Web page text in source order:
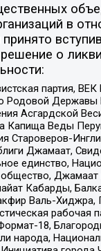
в
о
партия,
Родовой Державы
Асгардской
Капища Веды
Староверов-
Джамаат,
единство,
Джамаат
Кабарды,
Валь-Хиджра,
рабочая
18,
народа,